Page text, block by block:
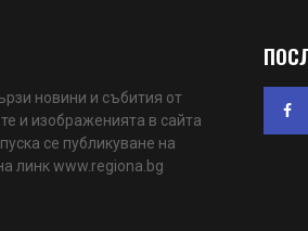
новини и събития от
и изображенията в сайта
се публикуване на
линк www.regiona.bg